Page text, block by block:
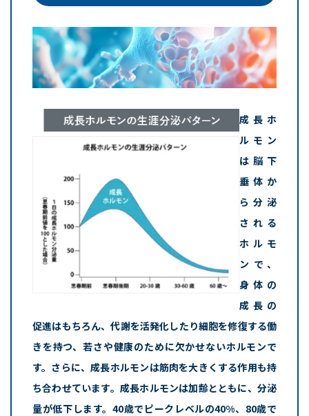
成長ホ
ルモン
は脳下
垂体か
ら分泌
される
ホルモ
ンで、
身体の
成長の
促進はもちろん、代謝を活発化したり細胞を修復する働
きを持つ、若さや健康のために欠かせないホルモンで
す。さらに、成長ホルモンは筋肉を大きくする作用も持
ち合わせています。 成長ホルモンは加齢とともに、分泌
量が低下します。40歳でピークレベルの40%、80歳で